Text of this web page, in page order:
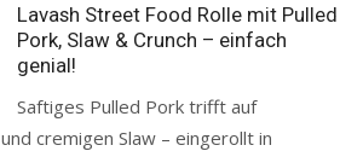
Lavash Street Food Rolle mit Pulled
Pork, Slaw & Crunch – einfach
genial!
Saftiges Pulled Pork trifft auf
cremigen Slaw – eingerollt in